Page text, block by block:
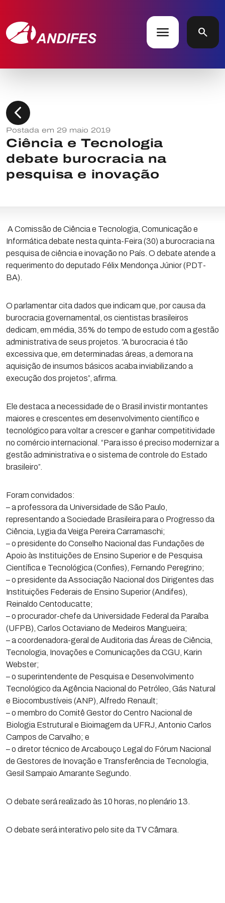
menu search
chevron_left
Postada em 29 maio 2019
Ciência e Tecnologia
debate burocracia na
pesquisa e inovação
A Comissão de Ciência e Tecnologia, Comunicação e
Informática debate nesta quinta-Feira (30) a burocracia na
pesquisa de ciência e inovação no País. O debate atende a
requerimento do deputado Félix Mendonça Júnior (PDT-
BA).
O parlamentar cita dados que indicam que, por causa da
burocracia governamental, os cientistas brasileiros
dedicam, em média, 35% do tempo de estudo com a gestão
administrativa de seus projetos. “A burocracia é tão
excessiva que, em determinadas áreas, a demora na
aquisição de insumos básicos acaba inviabilizando a
execução dos projetos”, afirma.
Ele destaca a necessidade de o Brasil invistir montantes
maiores e crescentes em desenvolvimento científico e
tecnológico para voltar a crescer e ganhar competitividade
no comércio internacional. “Para isso é preciso modernizar a
gestão administrativa e o sistema de controle do Estado
brasileiro”.
Foram convidados:
– a professora da Universidade de São Paulo,
representando a Sociedade Brasileira para o Progresso da
Ciência, Lygia da Veiga Pereira Carramaschi;
– o presidente do Conselho Nacional das Fundações de
Apoio às Instituições de Ensino Superior e de Pesquisa
Científica e Tecnológica (Confies), Fernando Peregrino;
– o presidente da Associação Nacional dos Dirigentes das
Instituições Federais de Ensino Superior (Andifes),
Reinaldo Centoducatte;
– o procurador-chefe da Universidade Federal da Paraíba
(UFPB), Carlos Octaviano de Medeiros Mangueira;
– a coordenadora-geral de Auditoria das Áreas de Ciência,
Tecnologia, Inovações e Comunicações da CGU, Karin
Webster;
– o superintendente de Pesquisa e Desenvolvimento
Tecnológico da Agência Nacional do Petróleo, Gás Natural
e Biocombustíveis (ANP), Alfredo Renault;
– o membro do Comitê Gestor do Centro Nacional de
Biologia Estrutural e Bioimagem da UFRJ, Antonio Carlos
Campos de Carvalho; e
– o diretor técnico de Arcabouço Legal do Fórum Nacional
de Gestores de Inovação e Transferência de Tecnologia,
Gesil Sampaio Amarante Segundo.
O debate será realizado às 10 horas, no plenário 13.
O debate será interativo pelo site da TV Câmara.